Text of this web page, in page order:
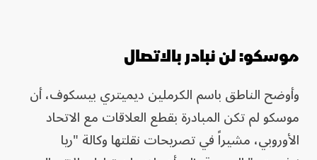
موسكو: لن نبادر بالاتصال
وأوضح الناطق باسم الكرملين ديميتري بيسكوف، أن
موسكو لم تكن المبادرة بقطع العلاقات مع الاتحاد
الأوروبي، مشيراً في تصريحات نقلتها وكالة "ريا